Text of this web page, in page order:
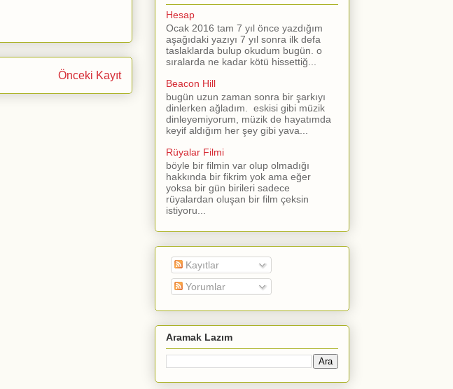
Önceki Kayıt
Hesap
Ocak 2016 tam 7 yıl önce yazdığım
aşağıdaki yazıyı 7 yıl sonra ilk defa
taslaklarda bulup okudum bugün. o
sıralarda ne kadar kötü hissettiğ...
Beacon Hill
bugün uzun zaman sonra bir şarkıyı
dinlerken ağladım. eskisi gibi müzik
dinleyemiyorum, müzik de hayatımda
keyif aldığım her şey gibi yava...
Rüyalar Filmi
böyle bir filmin var olup olmadığı
hakkında bir fikrim yok ama eğer
yoksa bir gün birileri sadece
rüyalardan oluşan bir film çeksin
istiyoru...
Kayıtlar
Yorumlar
Aramak Lazım